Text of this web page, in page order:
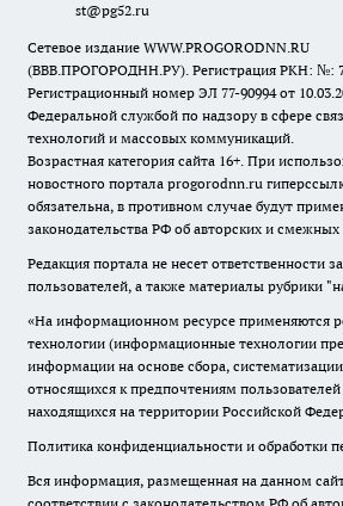
st@pg52.ru
Сетевое издание WWW.PROGORODNN.RU
(ВВВ.ПРОГОРОДНН.РУ). Регистрация РКН: №:
Регистрационный номер ЭЛ 77-90994 от
Федеральной службой по надзору в сфере
технологий и массовых коммуникаций.
Возрастная категория сайта 16+. При
новостного портала progorodnn.ru
обязательна, в противном случае будут
законодательства РФ об авторских и смежных
Редакция портала не несет ответственности
пользователей, а также материалы рубрики
«На информационном ресурсе применяются
технологии (информационные технологии
информации на основе сбора,
относящихся к предпочтениям
находящихся на территории Российской
Политика конфиденциальности и обработки
Вся информация, размещенная на данном